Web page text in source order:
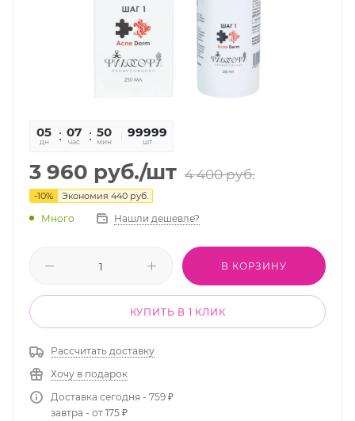
05
дн
07
час
50
мин
49
99999
шт
3 960 руб./шт 4 400руб.
-10% Экономия 440 руб.
Много Нашли дешевле?
В КОРЗИНУ
КУПИТЬ В 1 КЛИК
Рассчитать доставку
Хочу в подарок
Доставка сегодня - 759 ₽
завтра - от 175 ₽